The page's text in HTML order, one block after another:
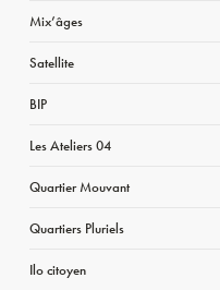
Mix’âges
Satellite
BIP
Les Ateliers 04
Quartier Mouvant
Quartiers Pluriels
Ilo citoyen